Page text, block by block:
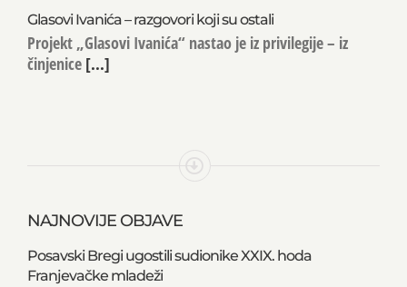
Glasovi Ivanića – razgovori koji su ostali
Projekt „Glasovi Ivanića“ nastao je iz privilegije – iz
činjenice [...]
NAJNOVIJE OBJAVE
Posavski Bregi ugostili sudionike XXIX. hoda
Franjevačke mladeži